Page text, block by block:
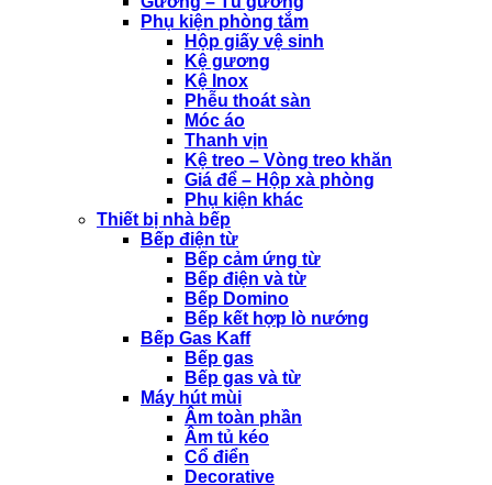
Phụ kiện phòng tắm
Hộp giấy vệ sinh
Kệ gương
Kệ Inox
Phễu thoát sàn
Móc áo
Thanh vịn
Kệ treo – Vòng treo khăn
Giá để – Hộp xà phòng
Phụ kiện khác
Thiết bị nhà bếp
Bếp điện từ
Bếp cảm ứng từ
Bếp điện và từ
Bếp Domino
Bếp kết hợp lò nướng
Bếp Gas Kaff
Bếp gas
Bếp gas và từ
Máy hút mùi
Âm toàn phần
Âm tủ kéo
Cổ điển
Decorative